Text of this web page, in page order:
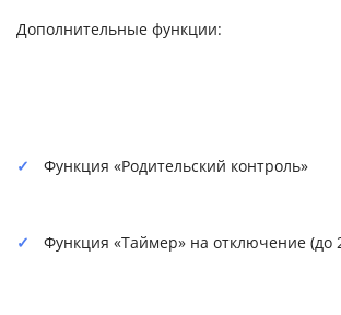
Дополнительные функции:
Функция «Родительский контроль»
Функция «Таймер» на отключение (до